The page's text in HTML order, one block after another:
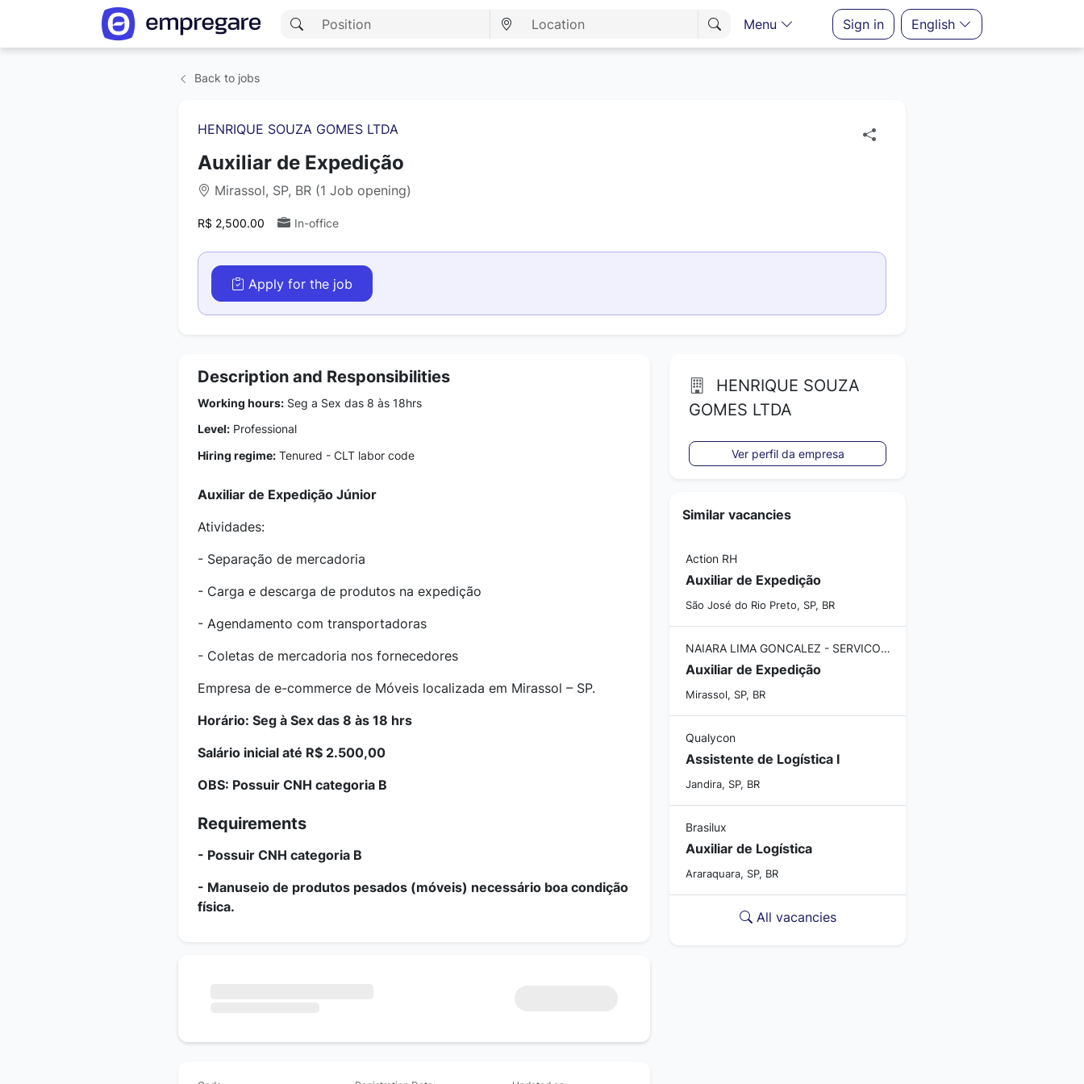
Menu Sign in English
Back to jobs
HENRIQUE SOUZA GOMES LTDA
Auxiliar de Expedição
Mirassol, SP, BR (1 Job opening)
R$ 2,500.00 In-office
Apply for the job
Description and Responsibilities
Working hours: Seg a Sex das 8 às 18hrs
Level: Professional
Hiring regime: Tenured - CLT labor code
Auxiliar de Expedição Júnior
Atividades:
- Separação de mercadoria
- Carga e descarga de produtos na expedição
- Agendamento com transportadoras
- Coletas de mercadoria nos fornecedores
Empresa de e-commerce de Móveis localizada em Mirassol – SP.
Horário: Seg à Sex das 8 às 18 hrs
Salário inicial até R$ 2.500,00
OBS: Possuir CNH categoria B
Requirements
- Possuir CNH categoria B
- Manuseio de produtos pesados (móveis) necessário boa condição
física.
HENRIQUE SOUZA
GOMES LTDA
Ver perfil da empresa
Similar vacancies
Action RH
Auxiliar de Expedição
São José do Rio Preto, SP, BR
NAIARA LIMA GONCALEZ - SERVICOS ADMINISTRATIVOS
Auxiliar de Expedição
Mirassol, SP, BR
Qualycon
Assistente de Logística I
Jandira, SP, BR
Brasilux
Auxiliar de Logística
Araraquara, SP, BR
All vacancies